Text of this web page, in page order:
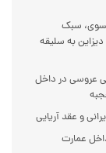
سبک
به سلیقه
عروسی در داخل
و عقد آریایی
عمارت